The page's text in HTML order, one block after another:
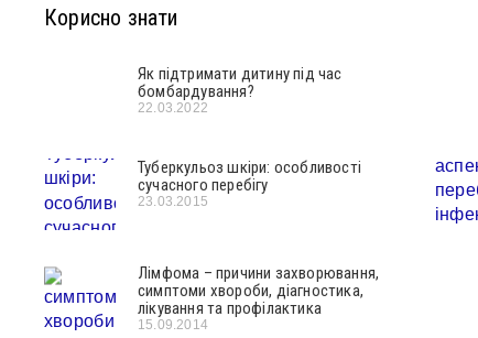
Корисно знати
Як підтримати дитину під час
бомбардування?
22.03.2022
Туберкульоз шкіри: особливості
сучасного перебігу
23.03.2015
Лімфома – причини захворювання,
симптоми хвороби, діагностика,
лікування та профілактика
15.09.2014